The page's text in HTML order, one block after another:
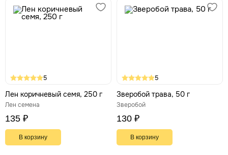
5
Лен коричневый семя, 250 г
Лен семена
135 ₽
В корзину
5
Зверобой трава, 50 г
Зверобой
130 ₽
В корзину